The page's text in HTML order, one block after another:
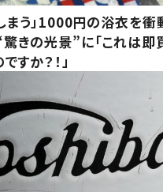
まう」1000円の浴衣を衝
きの光景”に「これは即
すか？！」